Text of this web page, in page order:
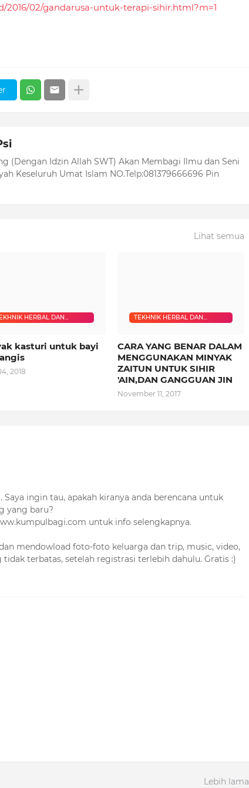
2016/02/gandarusa-untuk-terapi-sihir.html?m=1
(Dengan Idzin Allah SWT) Akan Membagi Ilmu dan Seni
Keseluruh Umat Islam NO.Telp:081379666696 Pin
Lihat semua
HERBAL DAN
kasturi untuk bayi
2018
TEKHNIK HERBAL DAN
CARA YANG BENAR DALAM
MENGGUNAKAN MINYAK
ZAITUN UNTUK SIHIR
'AIN,DAN GANGGUAN JIN
November 11, 2017
ingin tau, apakah kiranya anda berencana untuk
yang baru?
untuk info selengkapnya.
mendowload foto-foto keluarga dan trip, music, video,
terbatas, setelah registrasi terlebih dahulu. Gratis :)
Lebih lama